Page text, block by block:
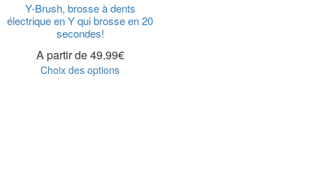
Y-Brush, brosse à dents
électrique en Y qui brosse en 20
secondes!
A partir de49.99€
Choix des options